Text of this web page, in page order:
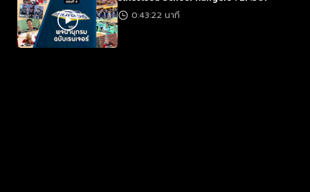
0:43:22 นาที